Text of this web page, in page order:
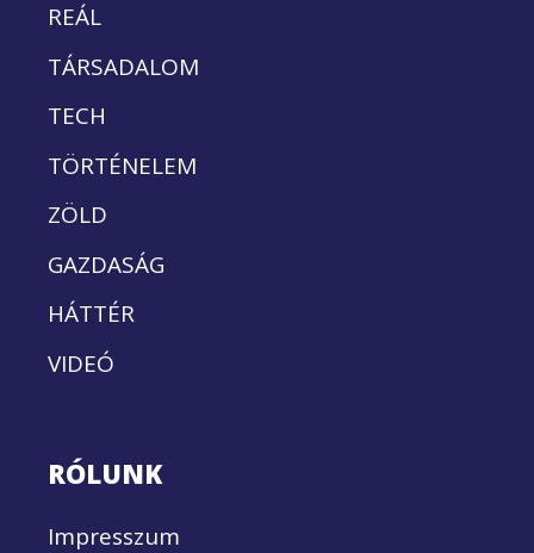
REÁL
TÁRSADALOM
TECH
TÖRTÉNELEM
ZÖLD
GAZDASÁG
HÁTTÉR
VIDEÓ
RÓLUNK
Impresszum